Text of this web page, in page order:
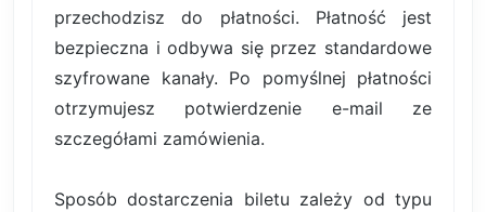
przechodzisz do płatności. Płatność jest
bezpieczna i odbywa się przez standardowe
szyfrowane kanały. Po pomyślnej płatności
otrzymujesz potwierdzenie e-mail ze
szczegółami zamówienia.
Sposób dostarczenia biletu zależy od typu